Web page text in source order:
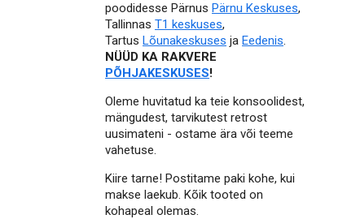
poodidesse Pärnus Pärnu Keskuses,
Tallinnas T1 keskuses,
Tartus Lõunakeskuses ja Eedenis.
NÜÜD KA RAKVERE
PÕHJAKESKUSES!
Oleme huvitatud ka teie konsoolidest,
mängudest, tarvikutest retrost
uusimateni - ostame ära või teeme
vahetuse.
Kiire tarne! Postitame paki kohe, kui
makse laekub. Kõik tooted on
kohapeal olemas.